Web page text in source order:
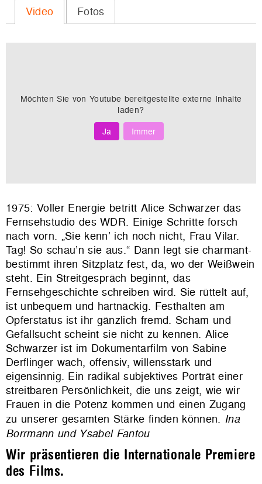
Video Fotos
Möchten Sie von Youtube bereitgestellte externe Inhalte
laden?
Ja
Immer
1975: Voller Energie betritt Alice Schwarzer das
Fernsehstudio des WDR. Einige Schritte forsch
nach vorn. „Sie kenn’ ich noch nicht, Frau Vilar.
Tag! So schau’n sie aus.“ Dann legt sie charmant-
bestimmt ihren Sitzplatz fest, da, wo der Weißwein
steht. Ein Streitgespräch beginnt, das
Fernsehgeschichte schreiben wird. Sie rüttelt auf,
ist unbequem und hartnäckig. Festhalten am
Opferstatus ist ihr gänzlich fremd. Scham und
Gefallsucht scheint sie nicht zu kennen. Alice
Schwarzer ist im Dokumentarfilm von Sabine
Derflinger wach, offensiv, willensstark und
eigensinnig. Ein radikal subjektives Porträt einer
streitbaren Persönlichkeit, die uns zeigt, wie wir
Frauen in die Potenz kommen und einen Zugang
zu unserer gesamten Stärke finden können. Ina
Borrmann und Ysabel Fantou
Wir präsentieren die Internationale Premiere
des Films.